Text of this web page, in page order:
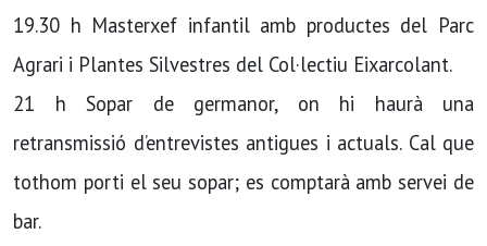
19.30 h Masterxef infantil amb productes del Parc
Agrari i Plantes Silvestres del Col·lectiu Eixarcolant.
21 h Sopar de germanor, on hi haurà una
retransmissió d’entrevistes antigues i actuals. Cal que
tothom porti el seu sopar; es comptarà amb servei de
bar.